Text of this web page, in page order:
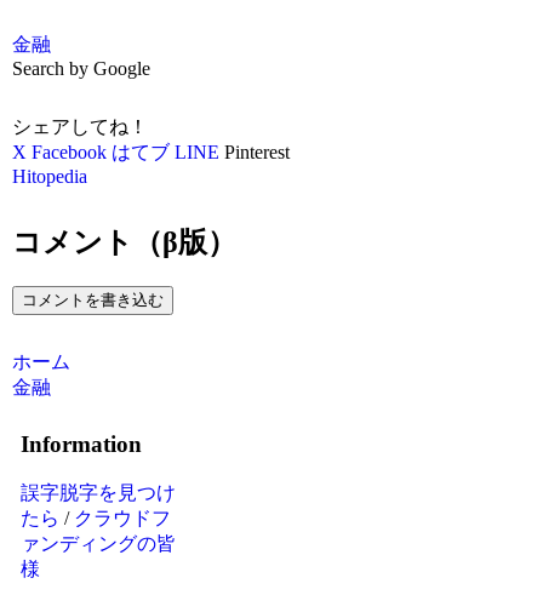
金融
Search by Google
シェアしてね！
X Facebook はてブ LINE Pinterest
Hitopedia
コメント（β版）
コメントを書き込む
ホーム
金融
Information
誤字脱字を見つけ
たら / クラウドフ
ァンディングの皆
様